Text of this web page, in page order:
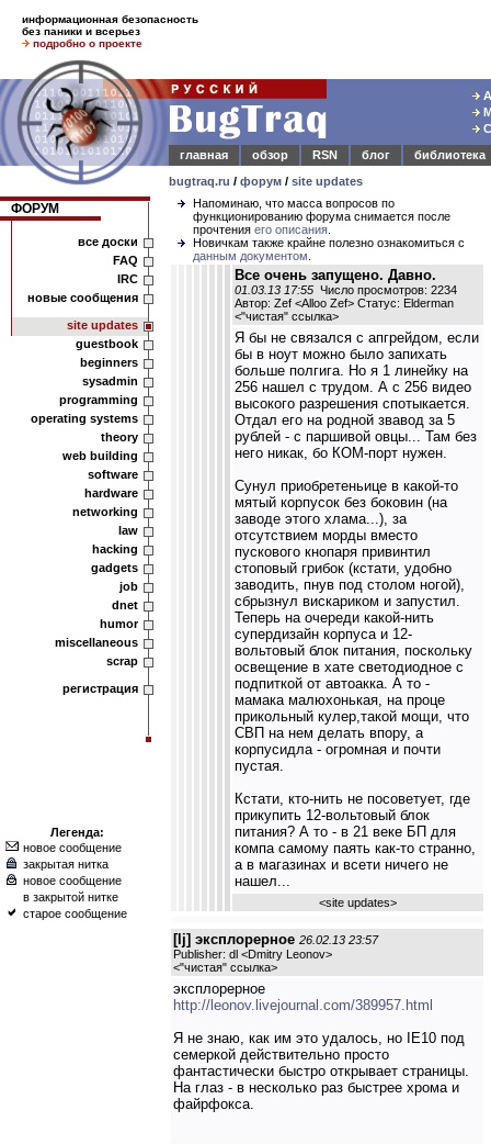
информационная безопасность
без паники и всерьез
подробно о проекте
главная
обзор RSN блог
библиотека
bugtraq.ru / форум / site updates
ФОРУМ
все доски
FAQ
IRC
новые сообщения
site updates
guestbook
beginners
sysadmin
programming
operating systems
theory
web building
software
hardware
networking
law
hacking
gadgets
job
dnet
humor
miscellaneous
scrap
регистрация
Легенда:
новое сообщение
закрытая нитка
новое сообщение
в закрытой нитке
старое сообщение
Напоминаю, что масса вопросов по
функционированию форума снимается после
прочтения его описания
Новичкам также крайне полезно ознакомиться с
данным документом
Все очень запущено. Давно.
01.03.13 17:55 Число просмотров: 2234
Автор: Zef <Alloo Zef> Статус: Elderman
<"чистая" ссылка>
Я бы не связался с апгрейдом, если
бы в ноут можно было запихать
больше полгига. Но я 1 линейку на
256 нашел с трудом. А с 256 видео
высокого разрешения спотыкается.
Отдал его на родной звавод за 5
рублей - с паршивой овцы... Там без
него никак, бо КОМ-порт нужен.
Сунул приобретеньице в какой-то
мятый корпусок без боковин (на
заводе этого хлама...), за
отсутствием морды вместо
пускового кнопаря привинтил
стоповый грибок (кстати, удобно
заводить, пнув под столом ногой),
сбрызнул вискариком и запустил.
Теперь на очереди какой-нить
супердизайн корпуса и 12-
вольтовый блок питания, поскольку
освещение в хате светодиодное с
подпиткой от автоакка. А то -
мамака малюхонькая, на проце
прикольный кулер,такой мощи, что
СВП на нем делать впору, а
корпусидла - огромная и почти
пустая.
Кстати, кто-нить не посоветует, где
прикупить 12-вольтовый блок
питания? А то - в 21 веке БП для
компа самому паять как-то странно,
а в магазинах и всети ничего не
нашел...
<site updates>
[lj] эксплорерное 26.02.13 23:57
Publisher: dl <Dmitry Leonov>
<"чистая" ссылка>
эксплорерное
http://leonov.livejournal.com/389957.html
Я не знаю, как им это удалось, но IE10 под
семеркой действительно просто
фантастически быстро открывает страницы.
На глаз - в несколько раз быстрее хрома и
файрфокса.